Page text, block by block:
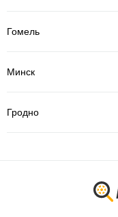
Гомель
Минск
Гродно